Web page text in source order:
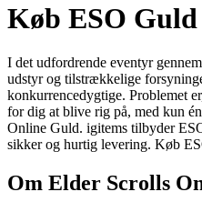
Køb ESO Guld
I det udfordrende eventyr
udstyr og tilstrækkelige
konkurrencedygtige. Problemet
for dig at blive rig på, med kun
Online Guld. igitems tilbyder
sikker og hurtig levering. Køb
Om Elder Scrolls